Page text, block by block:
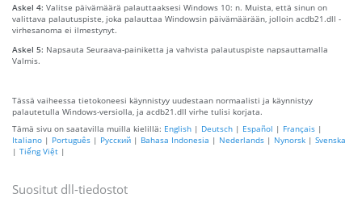
Askel 4: Valitse päivämäärä palauttaaksesi Windows 10: n. Muista, että sinun on
valittava palautuspiste, joka palauttaa Windowsin päivämäärään, jolloin acdb21.dll -
virhesanoma ei ilmestynyt.
Askel 5: Napsauta Seuraava-painiketta ja vahvista palautuspiste napsauttamalla
Valmis.
Tässä vaiheessa tietokoneesi käynnistyy uudestaan ​​normaalisti ja käynnistyy
palautetulla Windows-versiolla, ja acdb21.dll virhe tulisi korjata.
Tämä sivu on saatavilla muilla kielillä: English | Deutsch | Español | Français |
Italiano | Português | Русский | Bahasa Indonesia | Nederlands | Nynorsk | Svenska
| Tiếng Việt |
Suositut dll-tiedostot